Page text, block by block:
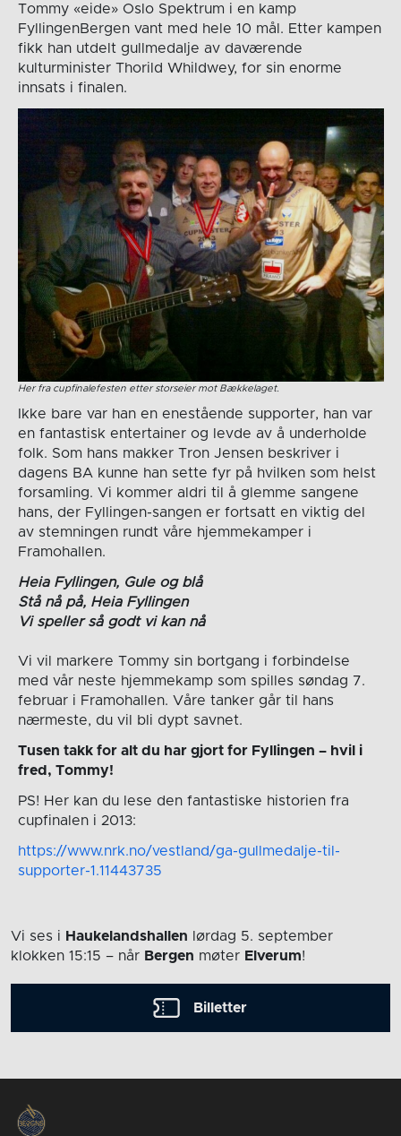
Tommy «eide» Oslo Spektrum i en kamp
FyllingenBergen vant med hele 10 mål. Etter kampen
fikk han utdelt gullmedalje av daværende
kulturminister Thorild Whildwey, for sin enorme
innsats i finalen.
Her fra cupfinalefesten etter storseier mot Bækkelaget.
Ikke bare var han en enestående supporter, han var
en fantastisk entertainer og levde av å underholde
folk. Som hans makker Tron Jensen beskriver i
dagens BA kunne han sette fyr på hvilken som helst
forsamling. Vi kommer aldri til å glemme sangene
hans, der Fyllingen-sangen er fortsatt en viktig del
av stemningen rundt våre hjemmekamper i
Framohallen.
Heia Fyllingen, Gule og blå
Stå nå på, Heia Fyllingen
Vi speller så godt vi kan nå
Vi vil markere Tommy sin bortgang i forbindelse
med vår neste hjemmekamp som spilles søndag 7.
februar i Framohallen. Våre tanker går til hans
nærmeste, du vil bli dypt savnet.
Tusen takk for alt du har gjort for Fyllingen – hvil i
fred, Tommy!
PS! Her kan du lese den fantastiske historien fra
cupfinalen i 2013:
https://www.nrk.no/vestland/ga-gullmedalje-til-
supporter-1.11443735
Vi ses i Haukelandshallen lørdag 5. september
klokken 15:15 – når Bergen møter Elverum!
Billetter